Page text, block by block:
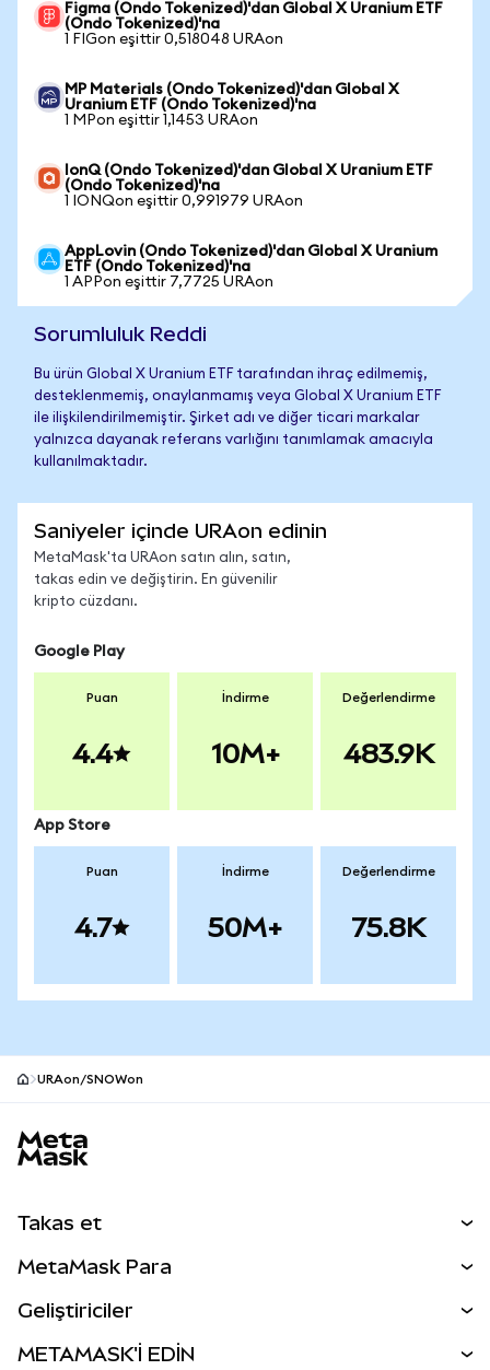
Figma (Ondo Tokenized)'dan Global X Uranium ETF
(Ondo Tokenized)'na
1 FIGon eşittir 0,518048 URAon
MP Materials (Ondo Tokenized)'dan Global X
Uranium ETF (Ondo Tokenized)'na
1 MPon eşittir 1,1453 URAon
IonQ (Ondo Tokenized)'dan Global X Uranium ETF
(Ondo Tokenized)'na
1 IONQon eşittir 0,991979 URAon
AppLovin (Ondo Tokenized)'dan Global X Uranium
ETF (Ondo Tokenized)'na
1 APPon eşittir 7,7725 URAon
Sorumluluk Reddi
Bu ürün Global X Uranium ETF tarafından ihraç edilmemiş,
desteklenmemiş, onaylanmamış veya Global X Uranium ETF
ile ilişkilendirilmemiştir. Şirket adı ve diğer ticari markalar
yalnızca dayanak referans varlığını tanımlamak amacıyla
kullanılmaktadır.
Saniyeler içinde URAon edinin
MetaMask'ta URAon satın alın, satın,
takas edin ve değiştirin. En güvenilir
kripto cüzdanı.
Google Play
Puan
4.4
İndirme
10M+
Değerlendirme
483.9K
App Store
Puan
4.7
İndirme
50M+
Değerlendirme
75.8K
URAon/SNOWon
Takas et
Perps
RWA'lar
MetaMask Para
Geliştiriciler
METAMASK'İ EDİN